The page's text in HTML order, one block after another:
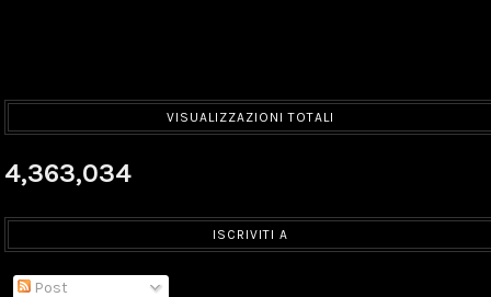
VISUALIZZAZIONI TOTALI
4,363,034
ISCRIVITI A
Post